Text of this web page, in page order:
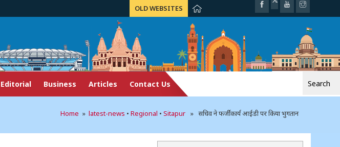
OLD WEBSITES
Editorial Business Articles Contact Us
Home » latest-news • Regional • Sitapur » सचिव ने फर्जी कार्य आईडी पर किया भुगतान